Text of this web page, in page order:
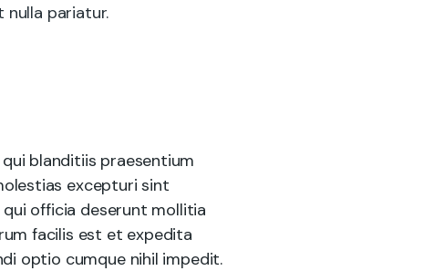
pariatur.
blanditiis praesentium
excepturi sint
officia deserunt mollitia
facilis est et expedita
optio cumque nihil impedit.